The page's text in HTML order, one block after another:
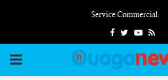
Service Commercial
FacebookTwitterYoutube
Rss
PRIMARY